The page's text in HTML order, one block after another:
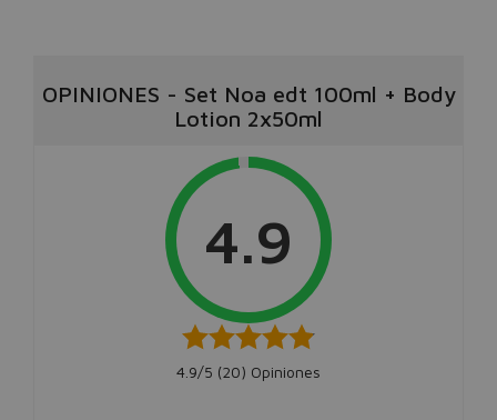
OPINIONES - Set Noa edt 100ml + Body
Lotion 2x50ml
4.9
4.9/5 (20) Opiniones